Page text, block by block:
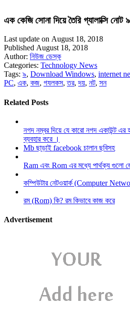
এক কেজি সোনা দিয়ে তৈরি গ্যালাক্সি নোট ৯
Last update on August 18, 2018
Published August 18, 2018
Author: নিউজ ডেস্ক
Categories: Technology News
Tags: ৯, Download Windows, internet
PC, এক, কজ, গযলকস,তর,দয়, নট, সন
Related Posts
নগদ নম্বর দিয়ে যে কারো নগদ একাউন্ট
ব্যবহার করে ।
Mb ছাড়াই facebook চালান ছবিসহ
Ram এবং Rom এর মধ্যে পার্থক্য গুলো
কম্পিউটার নেটওয়ার্ক (Computer
রম (Rom) কি? রম কিভাবে কাজ করে
Advertisement